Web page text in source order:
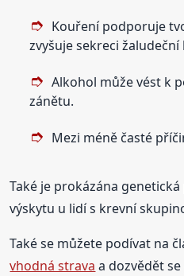
Kouření podporuje
zvyšuje sekreci žaludeční
Alkohol může vést k
zánětu.
Mezi méně časté
Také je prokázána
výskytu u lidí s krevní
Také se můžete podívat na
vhodná strava a dozvědět